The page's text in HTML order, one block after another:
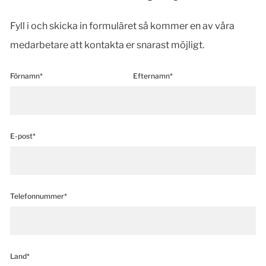
Fyll i och skicka in formuläret så kommer en av våra
medarbetare att kontakta er snarast möjligt.
Förnamn* Efternamn*
E-post*
Telefonnummer*
Land*